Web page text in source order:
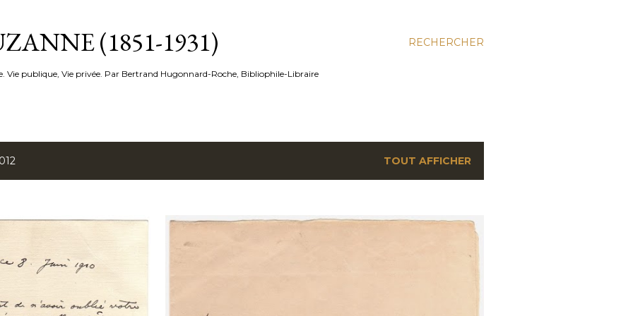
RECHERCHER
(1851-1931)
Vie publique, Vie privée. Par Bertrand Hugonnard-Roche, Bibliophile-Libraire
TOUT AFFICHER